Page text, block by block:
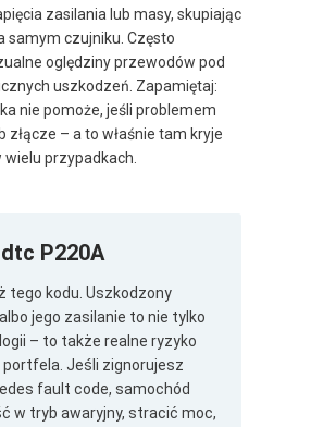
zasilania lub masy, skupiając
samym czujniku. Często
oględziny przewodów pod
uszkodzeń. Zapamiętaj:
nie pomoże, jeśli problemem
złącze – a to właśnie tam kryje
przypadkach.
P220A
tego kodu. Uszkodzony
jego zasilanie to nie tylko
– to także realne ryzyko
portfela. Jeśli zignorujesz
fault code, samochód
w tryb awaryjny, stracić moc,